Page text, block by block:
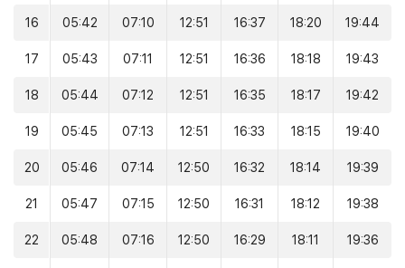
16 05:42 07:10 12:51 16:37 18:20 19:44
17 05:43 07:11 12:51 16:36 18:18 19:43
18 05:44 07:12 12:51 16:35 18:17 19:42
19 05:45 07:13 12:51 16:33 18:15 19:40
20 05:46 07:14 12:50 16:32 18:14 19:39
21 05:47 07:15 12:50 16:31 18:12 19:38
22 05:48 07:16 12:50 16:29 18:11 19:36